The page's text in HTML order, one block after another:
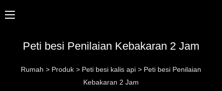
Peti besi Penilaian Kebakaran 2 Jam
Rumah > Produk > Peti besi kalis api > Peti besi Penilaian
Kebakaran 2 Jam